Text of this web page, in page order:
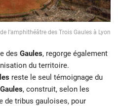
l’amphithéâtre des Trois Gaules à Lyon
des Gaules, regorge également
du territoire.
reste le seul témoignage du
, construit, selon les
de tribus gauloises, pour